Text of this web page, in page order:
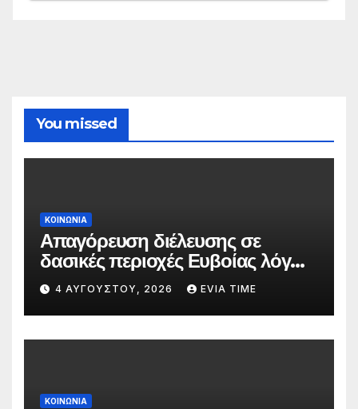
You missed
ΚΟΙΝΩΝΙΑ
Απαγόρευση διέλευσης σε
δασικές περιοχές Ευβοίας λόγω
πολύ υψηλού κινδύνου
πυρκαγιάς
4 ΑΥΓΟΎΣΤΟΥ, 2026 EVIA TIME
ΚΟΙΝΩΝΙΑ